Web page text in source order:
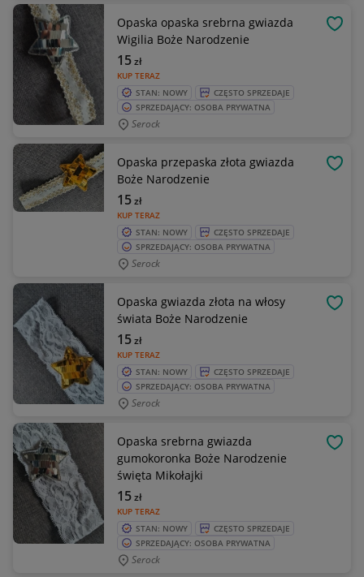
Opaska opaska srebrna gwiazda
Wigilia Boże Narodzenie
KUP TERAZ
15zł
STAN: NOWY
CZĘSTO SPRZEDAJE
SPRZEDAJĄCY: OSOBA PRYWATNA
Serock
Opaska przepaska złota gwiazda
Boże Narodzenie
KUP TERAZ
15zł
STAN: NOWY
CZĘSTO SPRZEDAJE
SPRZEDAJĄCY: OSOBA PRYWATNA
Serock
Opaska gwiazda złota na włosy
świata Boże Narodzenie
KUP TERAZ
15zł
STAN: NOWY
CZĘSTO SPRZEDAJE
SPRZEDAJĄCY: OSOBA PRYWATNA
Serock
Opaska srebrna gwiazda
gumokoronka Boże Narodzenie
święta Mikołajki
KUP TERAZ
15zł
STAN: NOWY
CZĘSTO SPRZEDAJE
SPRZEDAJĄCY: OSOBA PRYWATNA
Serock